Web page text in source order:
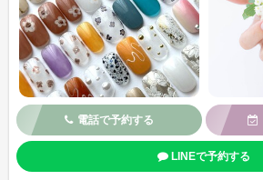
電話で予約する
LINEで予約する